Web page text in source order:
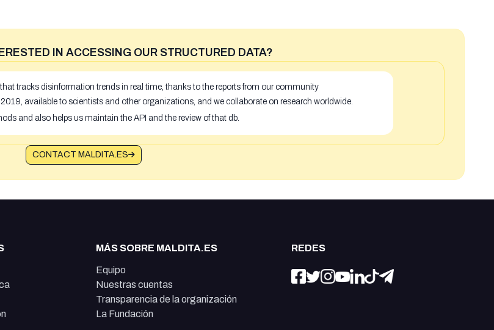
IN ACCESSING OUR STRUCTURED DATA?
tracks disinformation trends in real time, thanks to the reports from our community
available to scientists and other organizations, and we collaborate on research worldwide.
and also helps us maintain the API and the review of that db.
CONTACT MALDITA.ES
MÁS SOBRE MALDITA.ES
Equipo
Nuestras cuentas
Transparencia de la organización
La Fundación
REDES